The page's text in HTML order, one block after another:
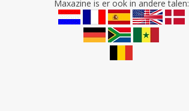
Maxazine is er ook in andere talen: